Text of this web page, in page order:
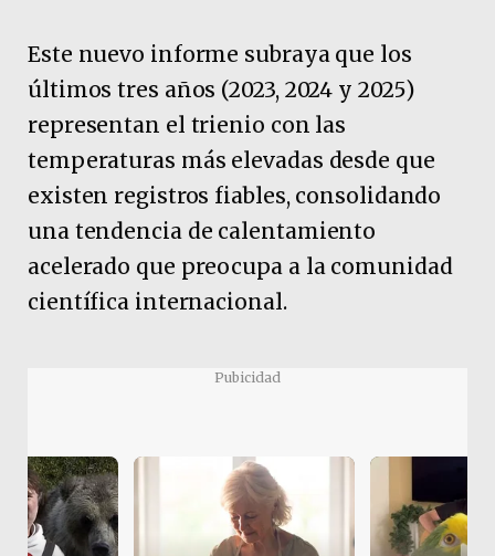
Este nuevo informe subraya que los
últimos tres años (2023, 2024 y 2025)
representan el trienio con las
temperaturas más elevadas desde que
existen registros fiables, consolidando
una tendencia de calentamiento
acelerado que preocupa a la comunidad
científica internacional.
Pubicidad